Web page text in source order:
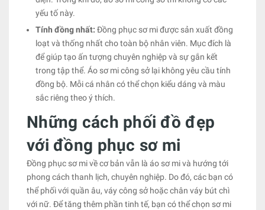
yếu tố này.
Tính đồng nhất: Đồng phục sơ mi được sản xuất đồng
loạt và thống nhất cho toàn bộ nhân viên. Mục đích là
để giúp tạo ấn tượng chuyên nghiệp và sự gắn kết
trong tập thể. Áo sơ mi công sở lại không yêu cầu tính
đồng bộ. Mỗi cá nhân có thể chọn kiểu dáng và màu
sắc riêng theo ý thích.
Những cách phối đồ đẹp
với đồng phục sơ mi
Đồng phục sơ mi về cơ bản vẫn là áo sơ mi và hướng tới
phong cách thanh lịch, chuyên nghiệp. Do đó, các bạn có
thể phối với quần âu, váy công sở hoặc chân váy bút chì
với nữ. Để tăng thêm phần tinh tế, bạn có thể chọn sơ mi